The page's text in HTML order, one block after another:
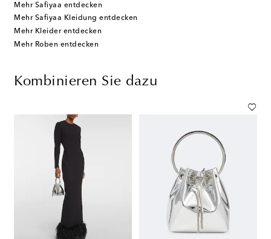
Mehr Safiyaa entdecken
Mehr Safiyaa Kleidung entdecken
Mehr Kleider entdecken
Mehr Roben entdecken
Kombinieren Sie dazu